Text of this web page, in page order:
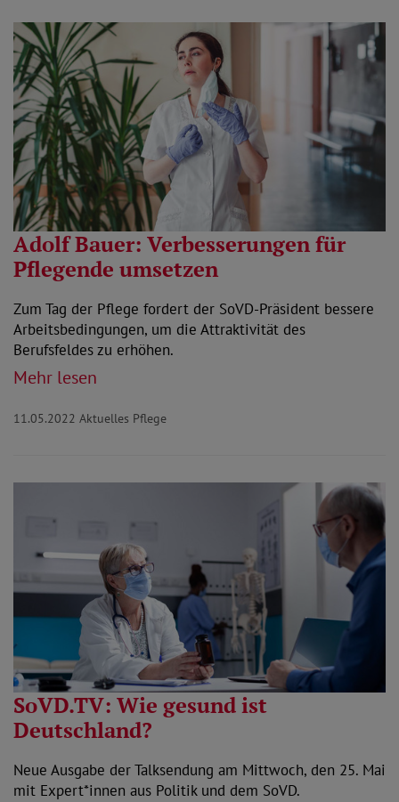
Adolf Bauer: Verbesserungen für
Pflegende umsetzen
Zum Tag der Pflege fordert der SoVD-Präsident bessere
Arbeitsbedingungen, um die Attraktivität des
Berufsfeldes zu erhöhen.
Mehr lesen
11.05.2022 Aktuelles Pflege
SoVD.TV: Wie gesund ist
Deutschland?
Neue Ausgabe der Talksendung am Mittwoch, den 25. Mai
mit Expert*innen aus Politik und dem SoVD.